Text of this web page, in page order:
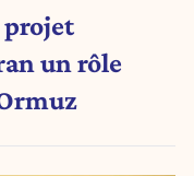
projet
un rôle